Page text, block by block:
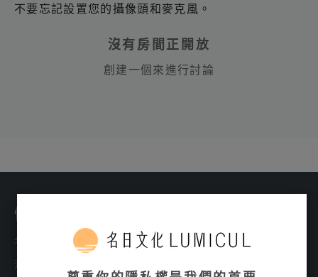
不要忘記設置您的攝像頭和麥克風。
沒有房間正開放
創建一個來進行討論
快速連結
名日所聞
活動課程